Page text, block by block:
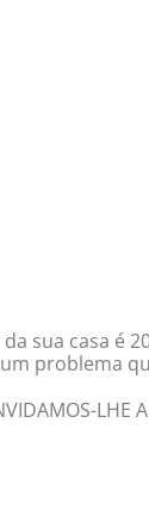
sua casa é
problema
LHE